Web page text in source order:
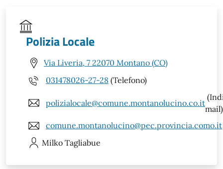
Polizia Locale
Via Liveria, 7 22070 Montano (CO)
031478026-27-28 (Telefono)
polizialocale@comune.montanolucino.co.it
mail)
comune.montanolucino@pec.provincia.como.it
Milko Tagliabue